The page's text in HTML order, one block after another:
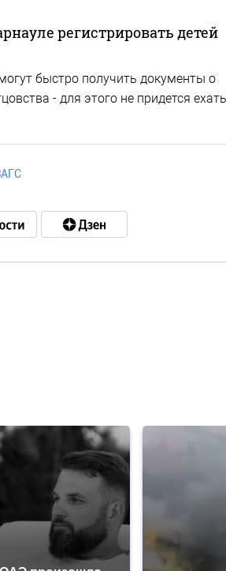
регистрировать детей
быстро получить документы о
- для этого не придется ехать